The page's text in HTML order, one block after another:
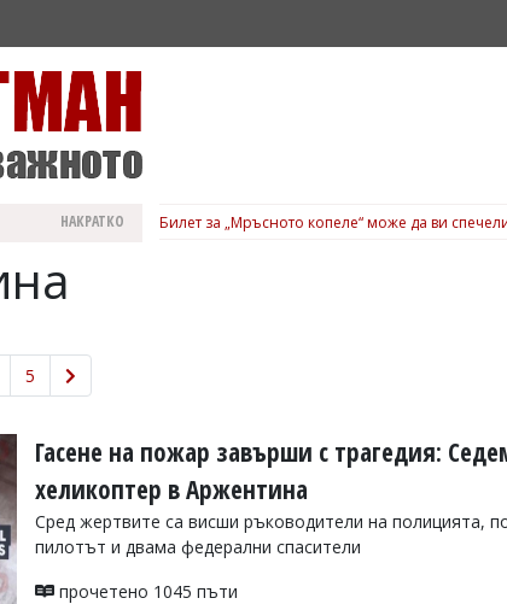
НАКРАТКО Билет за „Мръсното копеле“ може да ви
5
Гасене на пожар завърши с трагедия:
хеликоптер в Аржентина
Сред жертвите са висши ръководители на полицията,
пилотът и двама федерални спасители
прочетено 1045 пъти